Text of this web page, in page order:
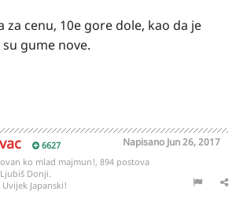
za cenu, 10e gore dole, kao da je
gume nove.
6627 Napisano Jun 26, 2017
ko mlad majmun!, 894 postova
Ljubiš Donji.
Uvijek Japanski!